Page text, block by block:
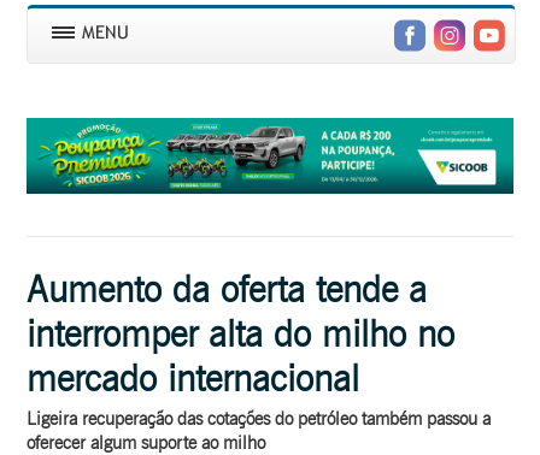
Aumento da oferta tende a
interromper alta do milho no
mercado internacional
Ligeira recuperação das cotações do petróleo também passou a
oferecer algum suporte ao milho